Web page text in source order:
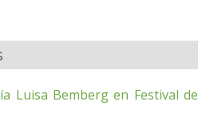
Luisa Bemberg en Festival de